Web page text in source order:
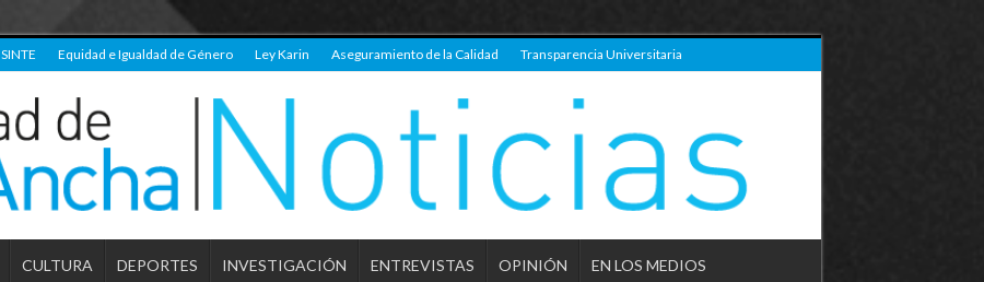
SINTE Equidad e Igualdad de Género Ley Karin Aseguramiento de la Calidad Transparencia Universitaria
CULTURA DEPORTES INVESTIGACIÓN ENTREVISTAS OPINIÓN EN LOS MEDIOS